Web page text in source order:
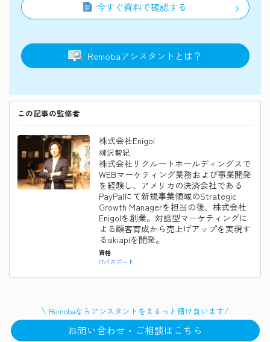
今すぐ資料で確認する
Remobaアシスタント とは？
この記事の監修者
株式会社Enigol
柳沢智紀
株式会社リクルートホールディングスで
WEBマーケティング業務および事業開発
を経験し、アメリカの決済会社である
PayPalにて新規事業領域のStrategic
Growth Managerを担当の後、株式会社
Enigolを創業。対話型マーケティングに
よる顧客育成から売上げアップを実現す
るsikiapiを開発。
資格
ITパスポート
\ Remobaなら アシスタント をまるっと請け負います/
お問い合わせ・ご相談はこちら